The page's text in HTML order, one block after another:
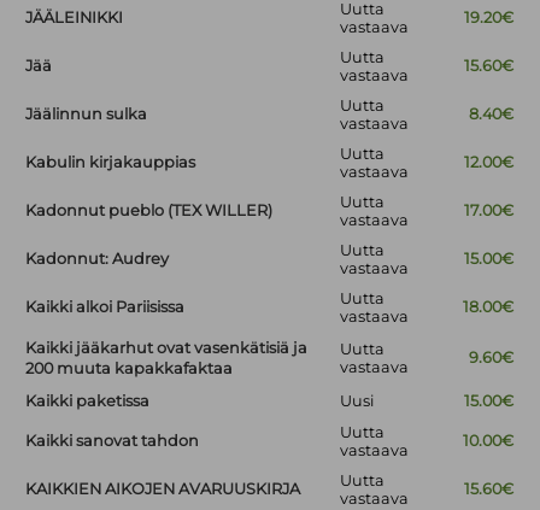
JÄÄLEINIKKI
Uutta
vastaava
19.20€
Jää
Uutta
vastaava
15.60€
Jäälinnun sulka
Uutta
vastaava
8.40€
Kabulin kirjakauppias
Uutta
vastaava
12.00€
Kadonnut pueblo (TEX WILLER)
Uutta
vastaava
17.00€
Kadonnut: Audrey
Uutta
vastaava
15.00€
Kaikki alkoi Pariisissa
Uutta
vastaava
18.00€
Kaikki jääkarhut ovat vasenkätisiä ja
200 muuta kapakkafaktaa
Uutta
vastaava
9.60€
Kaikki paketissa Uusi 15.00€
Kaikki sanovat tahdon
Uutta
vastaava
10.00€
KAIKKIEN AIKOJEN AVARUUSKIRJA
Uutta
vastaava
15.60€